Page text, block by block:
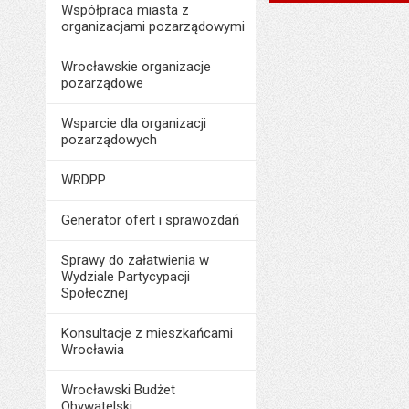
Współpraca miasta z
organizacjami pozarządowymi
Wrocławskie organizacje
pozarządowe
Wsparcie dla organizacji
pozarządowych
WRDPP
Generator ofert i sprawozdań
Sprawy do załatwienia w
Wydziale Partycypacji
Społecznej
Konsultacje z mieszkańcami
Wrocławia
Wrocławski Budżet
Data wytworzenia: